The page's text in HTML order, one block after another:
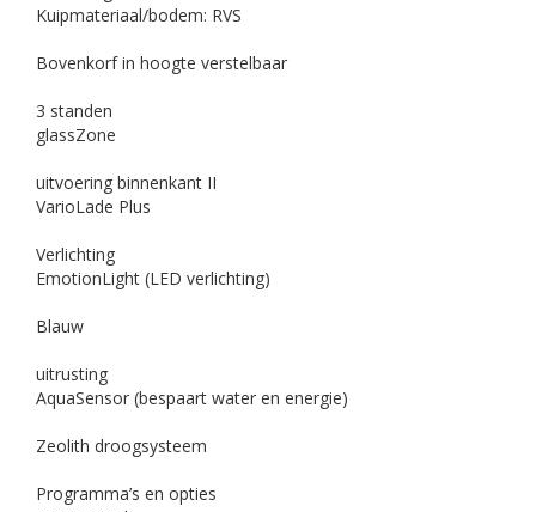
Kuipmateriaal/bodem: RVS
Bovenkorf in hoogte verstelbaar
3 standen
glassZone
uitvoering binnenkant II
VarioLade Plus
Verlichting
EmotionLight (LED verlichting)
Blauw
uitrusting
AquaSensor (bespaart water en energie)
Zeolith droogsysteem
Programma’s en opties